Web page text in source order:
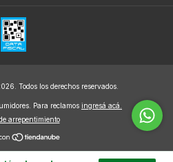
Todos los derechos reservados.
Para reclamos ingresá acá.
arrepentimiento